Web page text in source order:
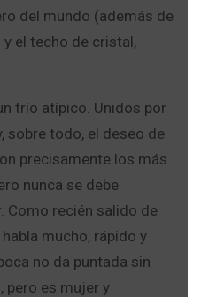
del mundo (además de
el techo de cristal,
trío atípico. Unidos por
sobre todo, el deseo de
precisamente los más
nunca se debe
Como recién salido de
mucho, rápido y
no da puntada sin
pero es mujer y